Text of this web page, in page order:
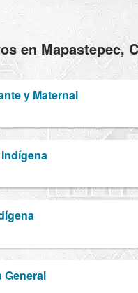
en Mapastepec,
y Maternal
General